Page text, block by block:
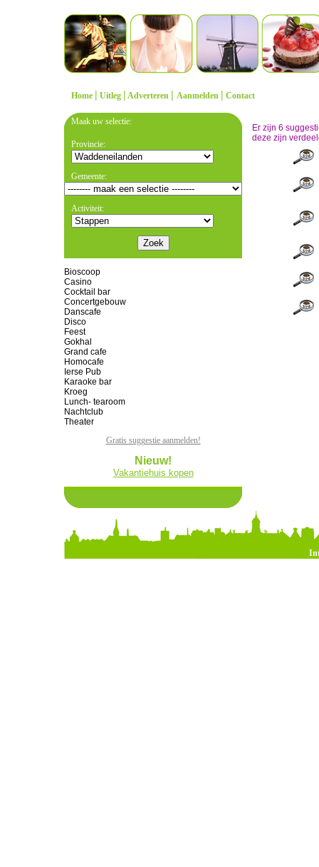
Home | Uitleg | Adverteren | Aanmelden | Contact
Maak uw selectie:
Provincie:
Gemeente:
Activiteit:
Bioscoop
Casino
Cocktail bar
Concertgebouw
Danscafe
Disco
Feest
Gokhal
Grand cafe
Homocafe
Ierse Pub
Karaoke bar
Kroeg
Lunch- tearoom
Nachtclub
Theater
Gratis suggestie aanmelden!
Nieuw!
Vakantiehuis kopen
Er zijn 6
deze zijn